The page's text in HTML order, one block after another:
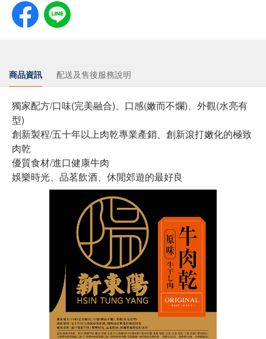
商品資訊 配送及售後服務說明
獨家配方/口味(完美融合)、口感(嫩而不爛)、外觀(水亮有
型)
創新製程/五十年以上肉乾專業產銷、創新滾打嫩化的極致
肉乾
優質食材/進口健康牛肉
娛樂時光、品茗飲酒、休閒郊遊的最好良